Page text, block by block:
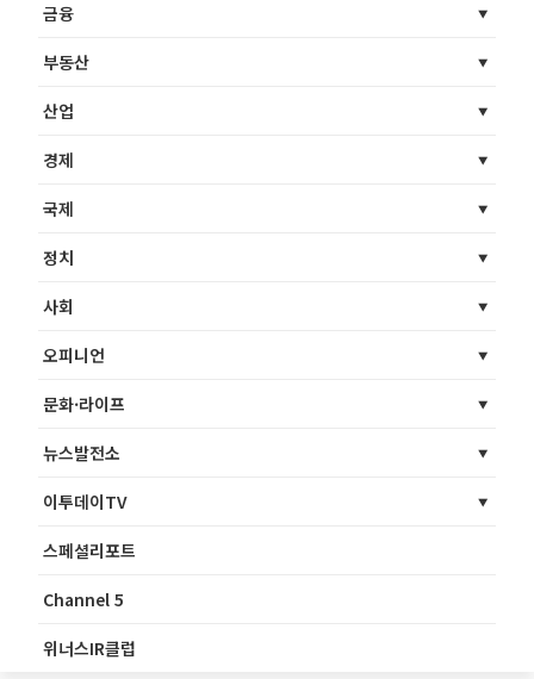
금융
부동산
산업
경제
국제
정치
사회
오피니언
문화·라이프
뉴스발전소
이투데이TV
스페셜리포트
Channel 5
위너스IR클럽